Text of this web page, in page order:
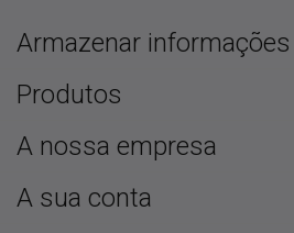
Armazenar informações
Produtos
A nossa empresa
A sua conta